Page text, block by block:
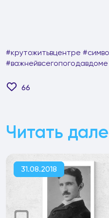
#крутожитьвцентре
#важнейвсегопогодавдоме
66
Читать
31.08.2018